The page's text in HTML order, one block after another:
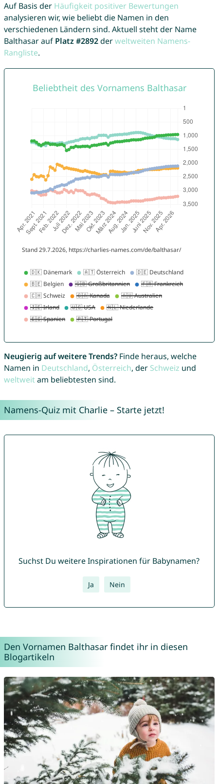
Auf Basis der Häufigkeit positiver Bewertungen
analysieren wir, wie beliebt die Namen in den
verschiedenen Ländern sind. Aktuell steht der Name
Balthasar auf Platz #2892derweltweiten Namens-
Rangliste.
Neugierig auf weitere Trends?Finde heraus, welche
Namen in Deutschland, Österreich, der Schweiz und
weltweitam beliebtesten sind.
Namens-Quiz mit Charlie – Starte jetzt!
Suchst Du weitere Inspirationen für Babynamen?
Ja Nein
Den Vornamen Balthasar findet ihr in diesen
Blogartikeln